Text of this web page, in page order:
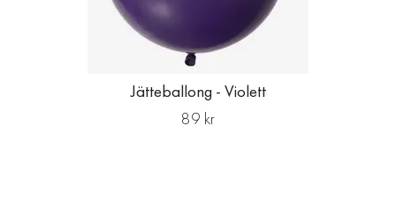
Jätteballong - Violett
89 kr